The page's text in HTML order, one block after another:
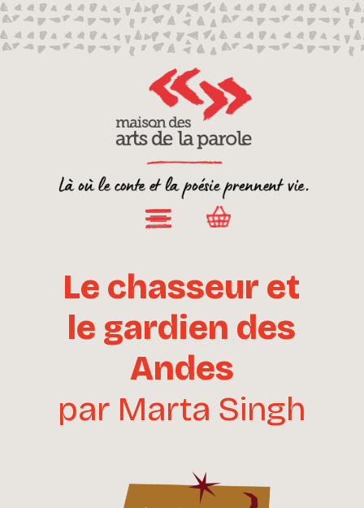
Le chasseur et
le gardien des
Andes
par Marta Singh